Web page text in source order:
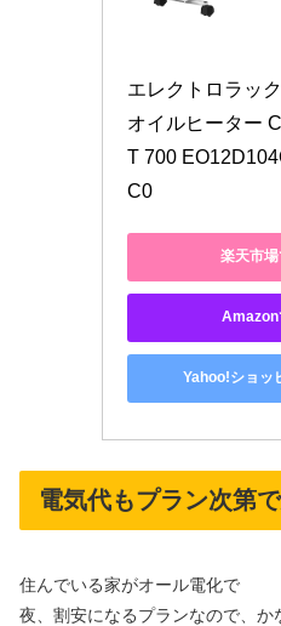
エレクトロラッ
オイルヒーター
T 700
C0
楽天市
Amazon
Yahoo!ショッ
電気代もプラン次第
住んでいる家がオール電化で
夜、割安になるプランなので、か